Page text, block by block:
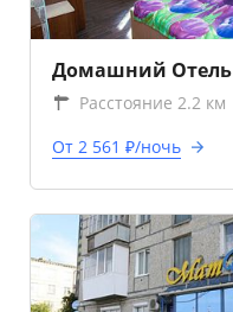
Домашний Отель
Расстояние 2.2 км
От 2 561 ₽/ночь